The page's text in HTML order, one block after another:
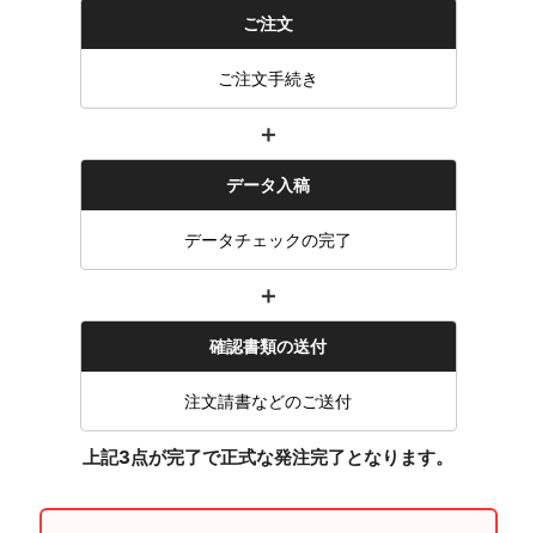
ご注文
ご注文手続き
＋
データ入稿
データチェックの完了
＋
確認書類の送付
注文請書などのご送付
上記3点が完了で正式な発注完了となります。